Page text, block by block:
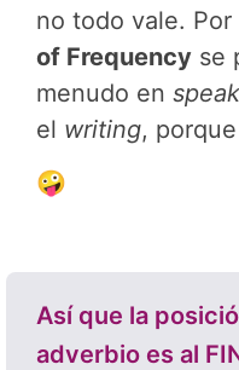
no todo vale.
of Frequency se
menudo en
el writing,
🤪
Así que la
adverbio es al